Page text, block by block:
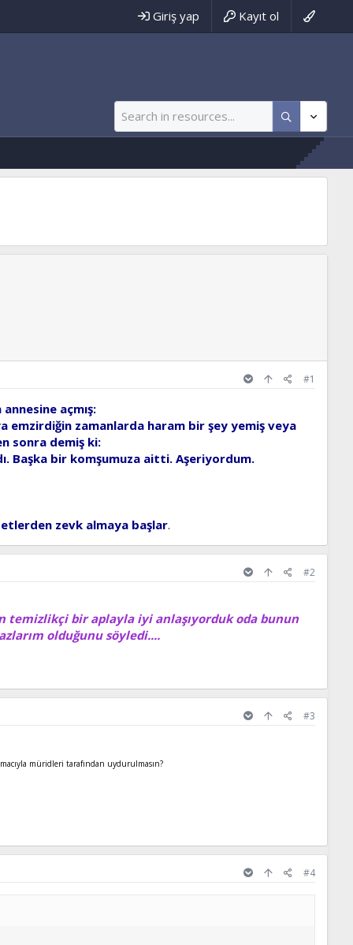
Giriş yap Kayıt ol
#1
açmış:
emzirdiğin zamanlarda haram bir şey yemiş veya
sonra demiş ki:
Başka bir komşumuza aitti. Aşeriyordum.
zevk almaya başlar.
#2
temizlikçi bir aplayla iyi anlaşıyorduk oda bunun
olduğunu söyledi....
#3
müridleri tarafından uydurulmasın?
#4